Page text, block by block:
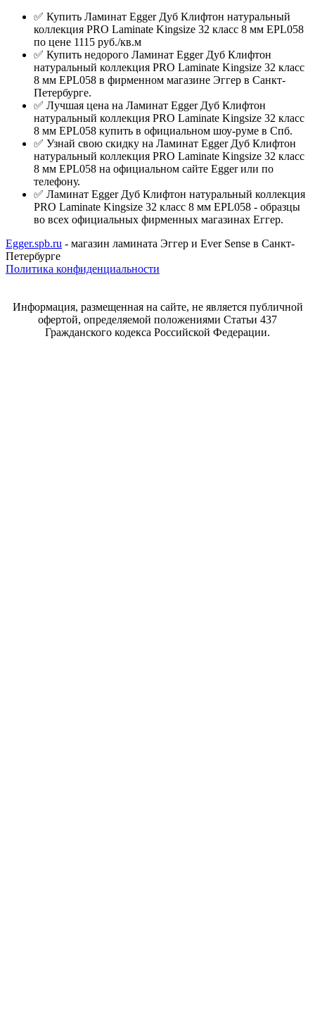
✅ Купить Ламинат Egger Дуб Клифтон натуральный
коллекция PRO Laminate Kingsize 32 класс 8 мм EPL058
по цене 1115 руб./кв.м
✅ Купить недорого Ламинат Egger Дуб Клифтон
натуральный коллекция PRO Laminate Kingsize 32 класс
8 мм EPL058 в фирменном магазине Эггер в Санкт-
Петербурге.
✅ Лучшая цена на Ламинат Egger Дуб Клифтон
натуральный коллекция PRO Laminate Kingsize 32 класс
8 мм EPL058 купить в официальном шоу-руме в Спб.
✅ Узнай свою скидку на Ламинат Egger Дуб Клифтон
натуральный коллекция PRO Laminate Kingsize 32 класс
8 мм EPL058 на официальном сайте Egger или по
телефону.
✅ Ламинат Egger Дуб Клифтон натуральный коллекция
PRO Laminate Kingsize 32 класс 8 мм EPL058 - образцы
во всех официальных фирменных магазинах Еггер.
Egger.spb.ru - магазин ламината Эггер и Ever Sense в Санкт-
Петербурге
Политика конфиденциальности
Информация, размещенная на сайте, не является публичной
офертой, определяемой положениями Статьи 437
Гражданского кодекса Российской Федерации.